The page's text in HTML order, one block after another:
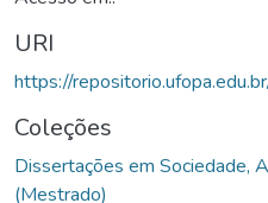
URI
https://
Coleções
Dissertações em Sociedade,
(Mestrado)